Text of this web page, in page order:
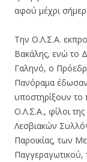
αφού μέχρι
Την Ο.Λ.Σ.Α.
Βακάλης, ενώ το
Γαληνό, ο
Πανόραμα
υποστηρίξουν το
Ο.Λ.Σ.Α., φίλοι
Λεσβιακών
Παροικίας, των
Παγγεραγωτικού,